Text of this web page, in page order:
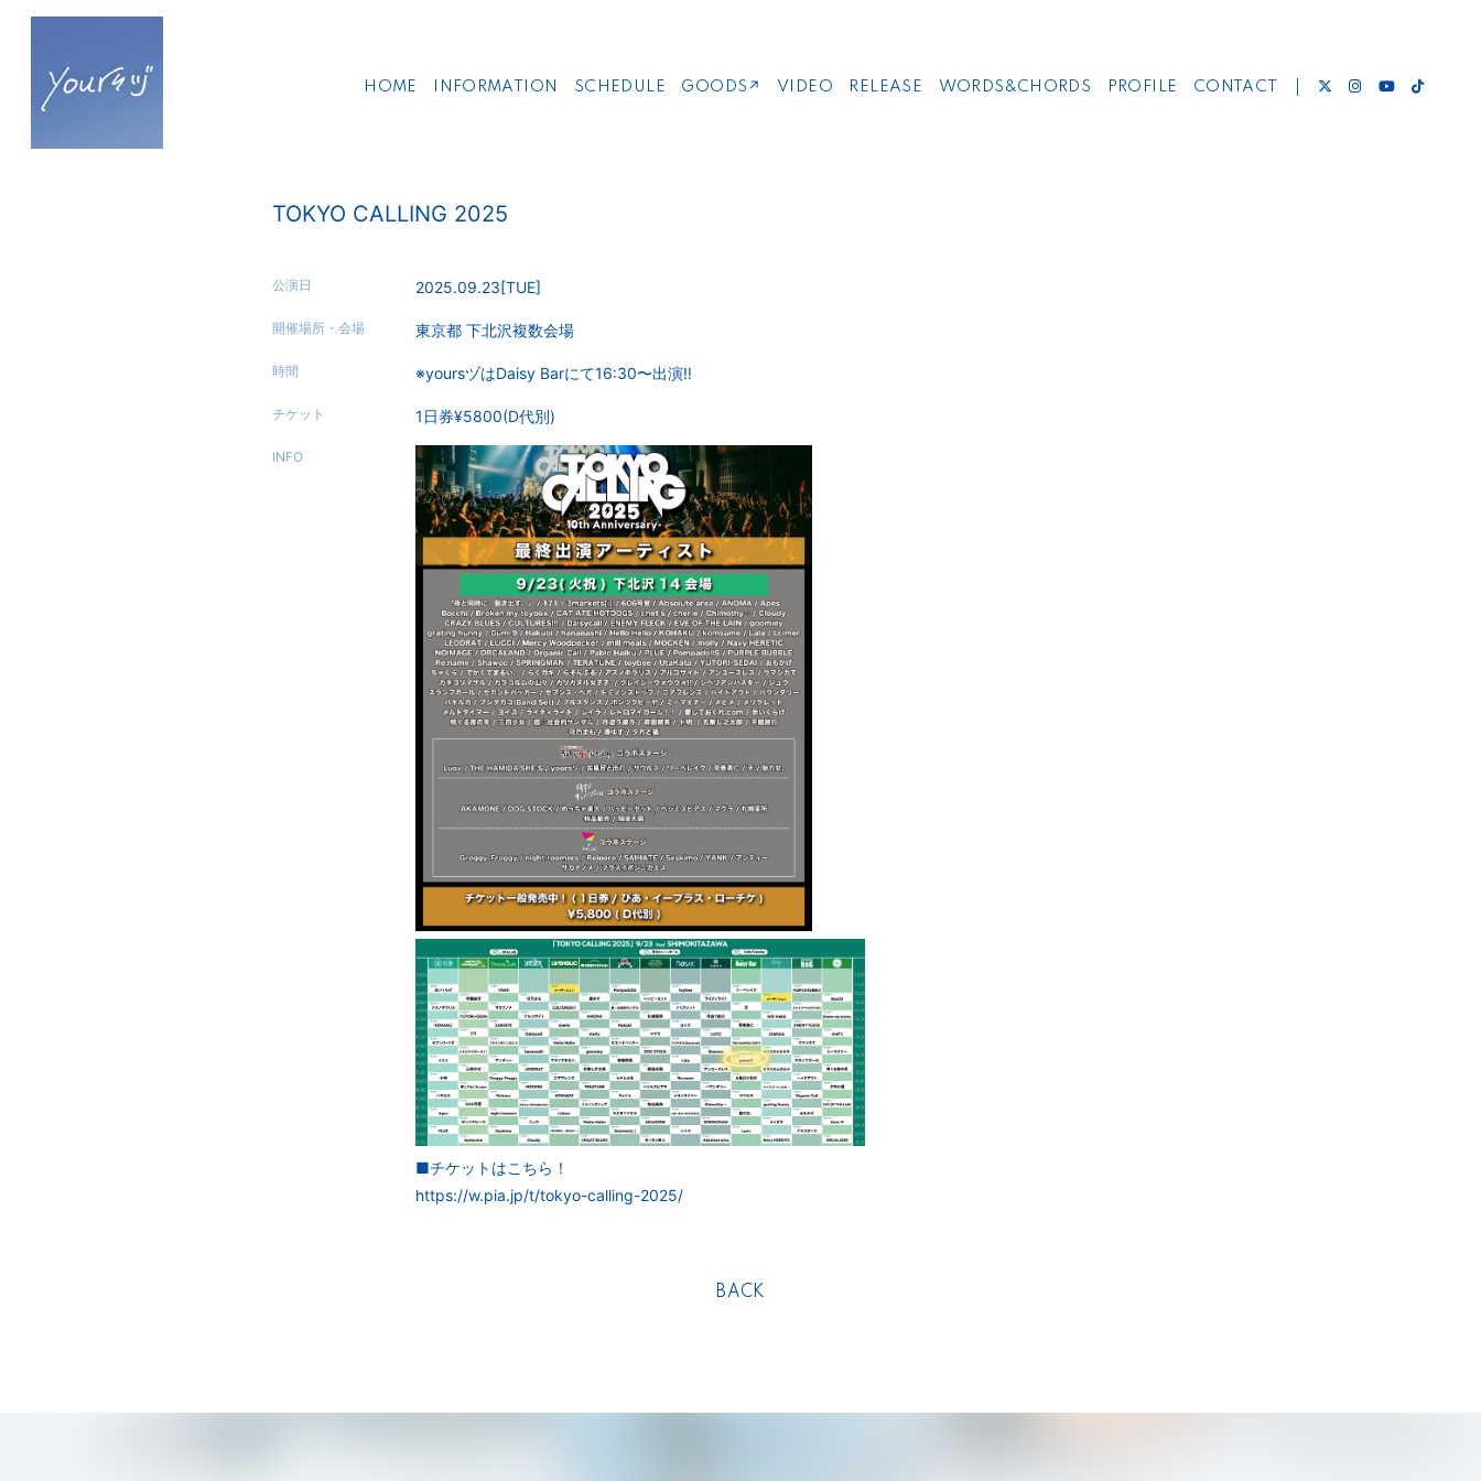
HOME INFORMATION SCHEDULE GOODS↗ VIDEO RELEASE WORDS&CHORDS PROFILE CONTACT
TOKYO CALLING 2025
公演日 2025.09.23[TUE]
開催場所・会場 東京都 下北沢複数会場
時間 ※yoursヅはDaisy Barにて16:30〜出演‼️
チケット 1日券¥5800(D代別)
INFO
■チケットはこちら！
https://w.pia.jp/t/tokyo-calling-2025/
BACK